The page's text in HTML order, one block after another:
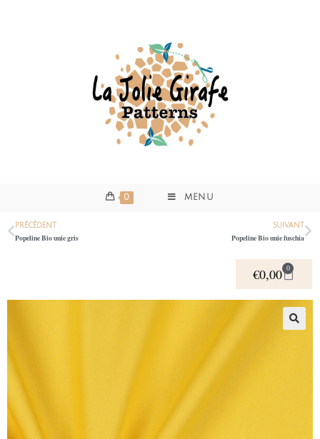
0 MENU
PRÉCÉDENT
Popeline Bio unie gris
SUIVANT
Popeline Bio unie fuschia
€0,00 0